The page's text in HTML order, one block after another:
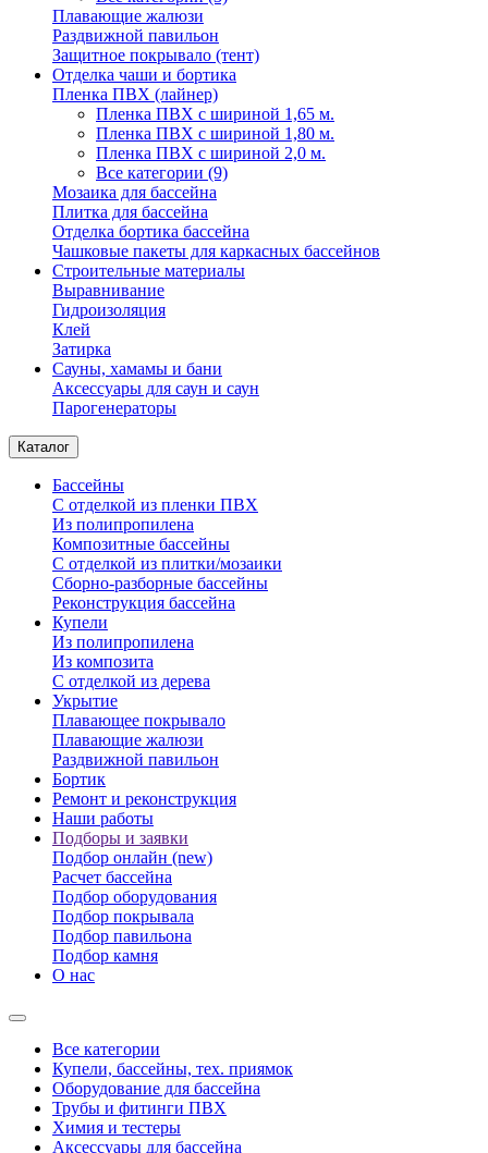
Плавающие жалюзи
Раздвижной павильон
Защитное покрывало (тент)
Отделка чаши и бортика
Пленка ПВХ (лайнер)
Пленка ПВХ с шириной 1,65 м.
Пленка ПВХ с шириной 1,80 м.
Пленка ПВХ с шириной 2,0 м.
Все категории (9)
Мозаика для бассейна
Плитка для бассейна
Отделка бортика бассейна
Чашковые пакеты для каркасных бассейнов
Строительные материалы
Выравнивание
Гидроизоляция
Клей
Затирка
Сауны, хамамы и бани
Аксессуары для саун и саун
Парогенераторы
Каталог
Бассейны
С отделкой из пленки ПВХ
Из полипропилена
Композитные бассейны
С отделкой из плитки/мозаики
Сборно-разборные бассейны
Реконструкция бассейна
Купели
Из полипропилена
Из композита
С отделкой из дерева
Укрытие
Плавающее покрывало
Плавающие жалюзи
Раздвижной павильон
Бортик
Ремонт и реконструкция
Наши работы
Подборы и заявки
Подбор онлайн (new)
Расчет бассейна
Подбор оборудования
Подбор покрывала
Подбор павильона
Подбор камня
О нас
Все категории
Купели, бассейны, тех. приямок
Оборудование для бассейна
Трубы и фитинги ПВХ
Химия и тестеры
Аксессуары для бассейна